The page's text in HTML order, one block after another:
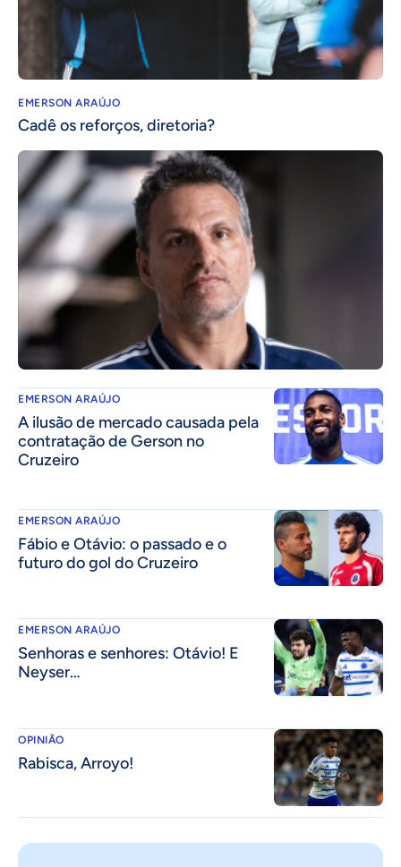
EMERSON ARAÚJO
Cadê os reforços, diretoria?
EMERSON ARAÚJO
A ilusão de mercado causada pela
contratação de Gerson no
Cruzeiro
EMERSON ARAÚJO
Fábio e Otávio: o passado e o
futuro do gol do Cruzeiro
EMERSON ARAÚJO
Senhoras e senhores: Otávio! E
Neyser…
OPINIÃO
Rabisca, Arroyo!